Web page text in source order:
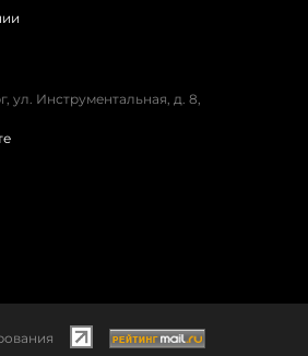
ул. Инструментальная, д. 8,